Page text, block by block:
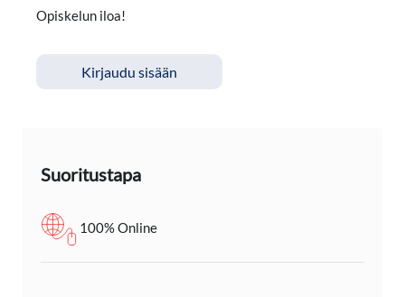
Opiskelun iloa!
Kirjaudu sisään
Suoritustapa
100% Online